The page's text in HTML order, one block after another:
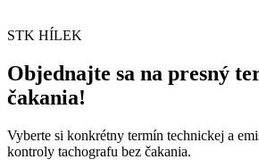
STK HÍLEK
Objednajte sa na presný
čakania!
Vyberte si konkrétny termín technickej a
kontroly tachografu bez čakania.